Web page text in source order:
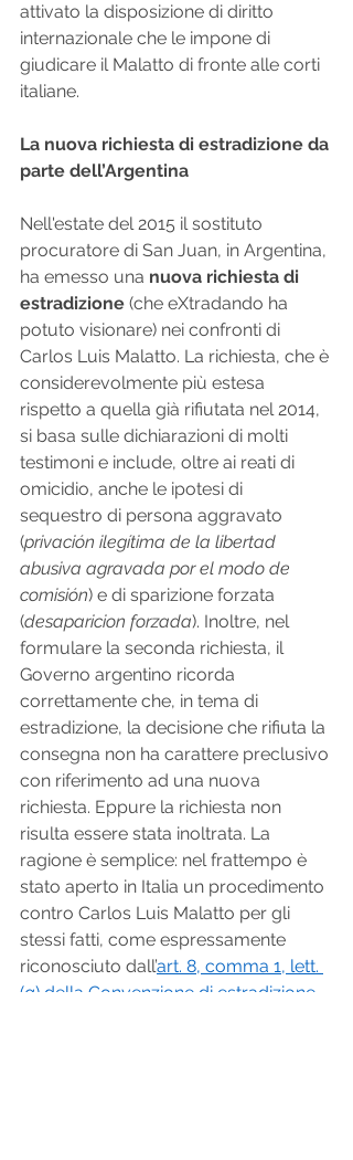
attivato la disposizione di diritto
internazionale che le impone di
giudicare il Malatto di fronte alle corti
italiane.
La nuova richiesta di estradizione da
parte dell’Argentina
Nell'estate del 2015 il sostituto
procuratore di San Juan, in Argentina,
ha emesso una nuova richiesta di
estradizione (che eXtradando ha
potuto visionare) nei confronti di
Carlos Luis Malatto. La richiesta, che è
considerevolmente più estesa
rispetto a quella già rifiutata nel 2014,
si basa sulle dichiarazioni di molti
testimoni e include, oltre ai reati di
omicidio, anche le ipotesi di
sequestro di persona aggravato
(privación ilegítima de la libertad
abusiva agravada por el modo de
comisión) e di sparizione forzata
(desaparicion forzada). Inoltre, nel
formulare la seconda richiesta, il
Governo argentino ricorda
correttamente che, in tema di
estradizione, la decisione che rifiuta la
consegna non ha carattere preclusivo
con riferimento ad una nuova
richiesta. Eppure la richiesta non
risulta essere stata inoltrata. La
ragione è semplice: nel frattempo è
stato aperto in Italia un procedimento
contro Carlos Luis Malatto per gli
stessi fatti, come espressamente
riconosciuto dall’art. 8, comma 1, lett.
(a) della Convenzione di estradizione